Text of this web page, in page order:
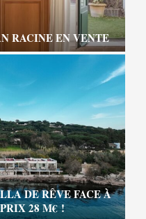
RACINE EN VENTE
DE RÊVE FACE À
28 M€ !